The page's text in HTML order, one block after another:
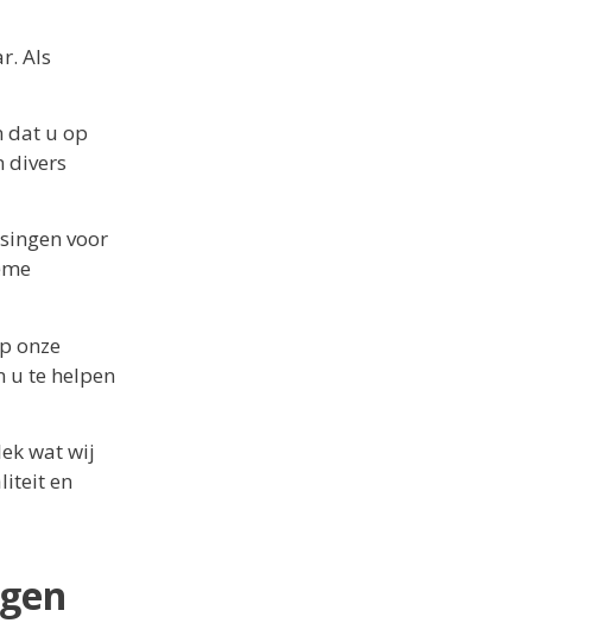
Als
dat u op
divers
voor
onze
u te helpen
wat wij
en